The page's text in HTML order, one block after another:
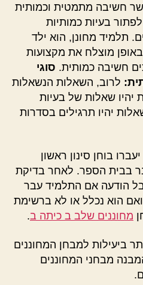
חשיבה מתמטית וכמותית
בעיות כמותיות
תלמיד מחונן, הוא ילד
מוצלח את מקצועות
חשיבה כמותית. סוגי
לרוב, השאלות הנשאלות
שאלות של בעיות
יהיו תרגילים בסדרות
בוחן סינון ראשון
בבית הספר. לאחר בדיקת
הודעה אם התלמיד עבר
הוא נכלל או לא ברשימת
מחוננים שלב ב כיתה ב.
ביעילות למבחן המחוננים
מבחני המחוננים